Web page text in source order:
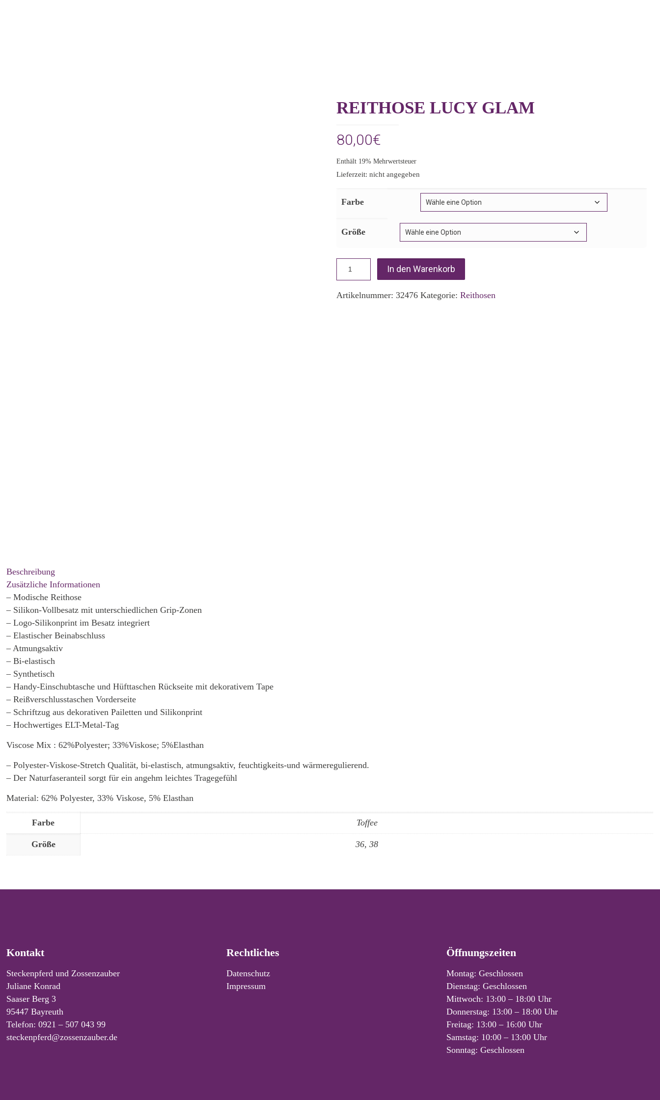
REITHOSE LUCY GLAM
80,00€
Enthält 19% Mehrwertsteuer
Lieferzeit: nicht angegeben
Farbe
Größe
In den Warenkorb
Artikelnummer:32476 Kategorie:Reithosen
Beschreibung
Zusätzliche Informationen
– Modische Reithose
– Silikon-Vollbesatz mit unterschiedlichen Grip-Zonen
– Logo-Silikonprint im Besatz integriert
– Elastischer Beinabschluss
– Atmungsaktiv
– Bi-elastisch
– Synthetisch
– Handy-Einschubtasche und Hüfttaschen Rückseite mit dekorativem Tape
– Reißverschlusstaschen Vorderseite
– Schriftzug aus dekorativen Pailetten und Silikonprint
– Hochwertiges ELT-Metal-Tag
Viscose Mix : 62%Polyester; 33%Viskose; 5%Elasthan
– Polyester-Viskose-Stretch Qualität, bi-elastisch, atmungsaktiv, feuchtigkeits-und wärmeregulierend.
– Der Naturfaseranteil sorgt für ein angehm leichtes Tragegefühl
Material: 62% Polyester, 33% Viskose, 5% Elasthan
Farbe Toffee
Größe 36, 38
Kontakt
Steckenpferd und Zossenzauber
Juliane Konrad
Saaser Berg 3
95447 Bayreuth
Telefon: 0921 – 507 043 99
steckenpferd@zossenzauber.de
Rechtliches
Datenschutz
Impressum
Öffnungszeiten
Montag: Geschlossen
Dienstag: Geschlossen
Mittwoch: 13:00 – 18:00 Uhr
Donnerstag: 13:00 – 18:00 Uhr
Freitag: 13:00 – 16:00 Uhr
Samstag: 10:00 – 13:00 Uhr
Sonntag: Geschlossen